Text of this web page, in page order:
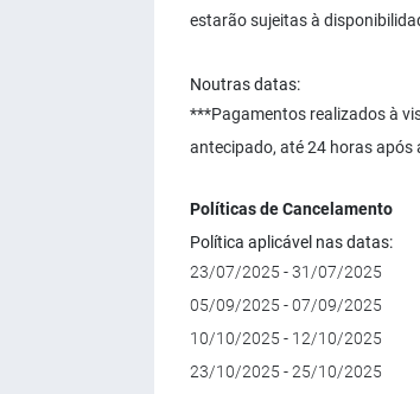
estarão sujeitas à
Noutras datas:
***Pagamentos realizados à
antecipado, até 24 horas após
Políticas de Cancelamento
Política aplicável nas datas:
23/07/2025 - 31/07/2025
05/09/2025 - 07/09/2025
10/10/2025 - 12/10/2025
23/10/2025 - 25/10/2025